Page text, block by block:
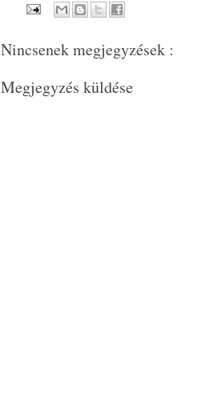
Nincsenek megjegyzések :
Megjegyzés küldése